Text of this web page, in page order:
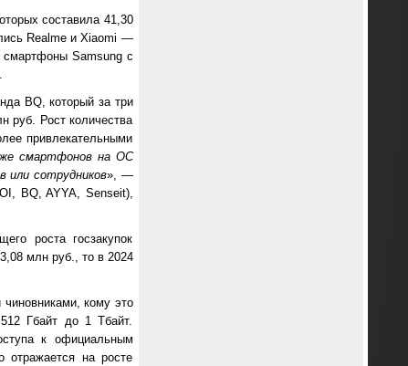
составила 41,30
Realme и Xiaomi —
смартфоны Samsung с
BQ, который за три
руб. Рост количества
привлекательными
смартфонов на ОС
или сотрудников», —
BQ, AYYA, Senseit),
роста госзакупок
млн руб., то в 2024
кому это
Гбайт до 1 Тбайт.
к официальным
отражается на росте